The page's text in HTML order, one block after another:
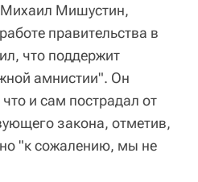
Мишустин,
правительства в
что поддержит
амнистии". Он
и сам пострадал от
закона, отметив,
"к сожалению, мы не